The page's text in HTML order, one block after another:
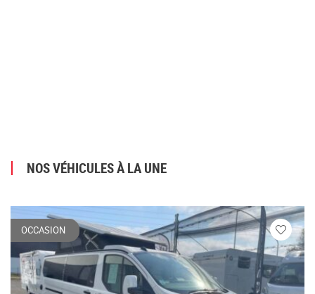
NOS VÉHICULES À LA UNE
OCCASION
Veuillez
vous